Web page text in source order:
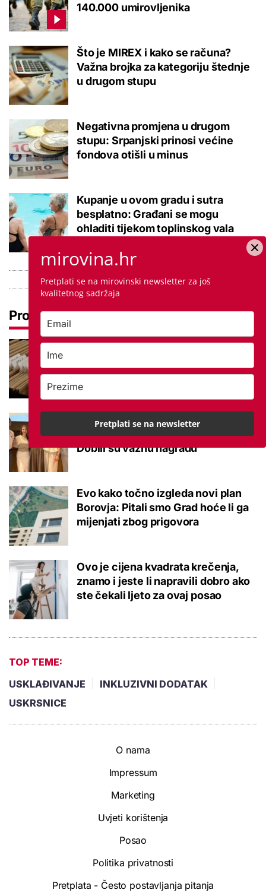
140.000 umirovljenika
Što je MIREX i kako se računa?
Važna brojka za kategoriju štednje
u drugom stupu
Negativna promjena u drugom
stupu: Srpanjski prinosi većine
fondova otišli u minus
Kupanje u ovom gradu i sutra
besplatno: Građani se mogu
ohladiti tijekom toplinskog vala
Pročitaj još
Promjena prakse za sve SC-ove,
potvrđeno
Studenti otkrili kako se obraćati
mladima kad je u pitanju alkohol:
Dobili su važnu nagradu
Evo kako točno izgleda novi plan
Borovja: Pitali smo Grad hoće li ga
mijenjati zbog prigovora
Ovo je cijena kvadrata krečenja,
znamo i jeste li napravili dobro ako
ste čekali ljeto za ovaj posao
TOP TEME:
USKLAĐIVANJE
INKLUZIVNI DODATAK
USKRSNICE
O nama
Impressum
Marketing
Uvjeti korištenja
Posao
Politika privatnosti
Pretplata - Često postavljanja pitanja
mirovina.hr
Pretplati se na mirovinski newsletter za još
kvalitetnog sadržaja
Pretplati se na newsletter